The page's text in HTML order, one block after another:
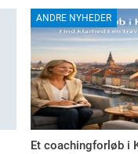
ANDRE NYHEDER
Et coachingforløb i